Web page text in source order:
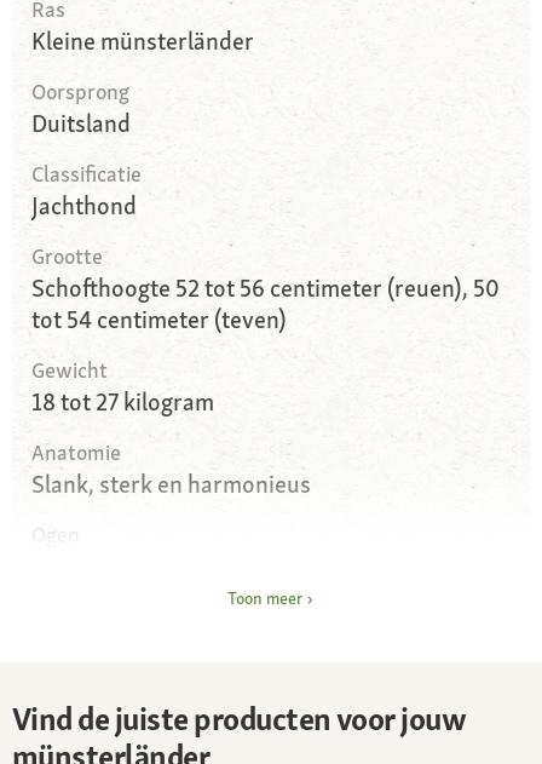
Ras
Kleine münsterländer
Oorsprong
Duitsland
Classificatie
Jachthond
Grootte
Schofthoogte 52 tot 56 centimeter (reuen), 50
tot 54 centimeter (teven)
Gewicht
18 tot 27 kilogram
Anatomie
Slank, sterk en harmonieus
Ogen
Vacht en kleur
Dichte, middellange, waterafstotende vacht,
Toon meer
Vind de juiste producten voor jouw